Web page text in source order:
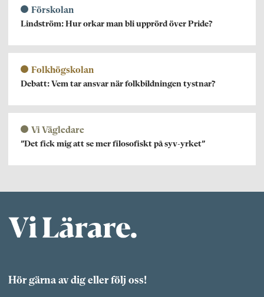
Förskolan
Lindström: Hur orkar man bli upprörd över Pride?
Folkhögskolan
Debatt: Vem tar ansvar när folkbildningen tystnar?
Vi Vägledare
”Det fick mig att se mer filosofiskt på syv-yrket”
Hör gärna av dig eller följ oss!